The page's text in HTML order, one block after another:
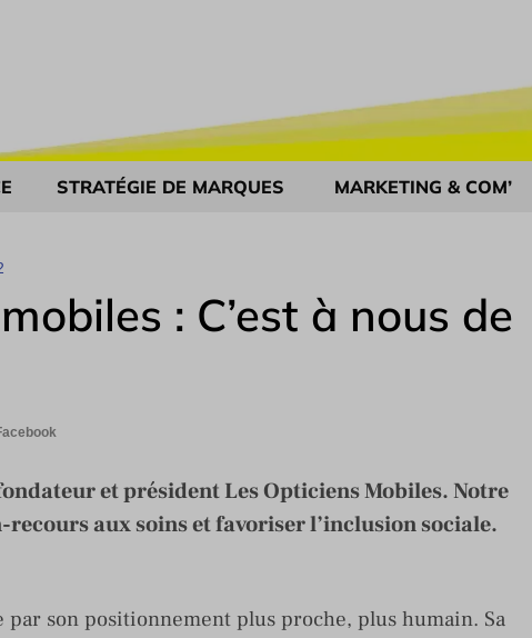
STRATÉGIE DE MARQUES MARKETING & COM’
: C’est à nous de
et président Les Opticiens Mobiles. Notre
aux soins et favoriser l’inclusion sociale.
son positionnement plus proche, plus humain. Sa